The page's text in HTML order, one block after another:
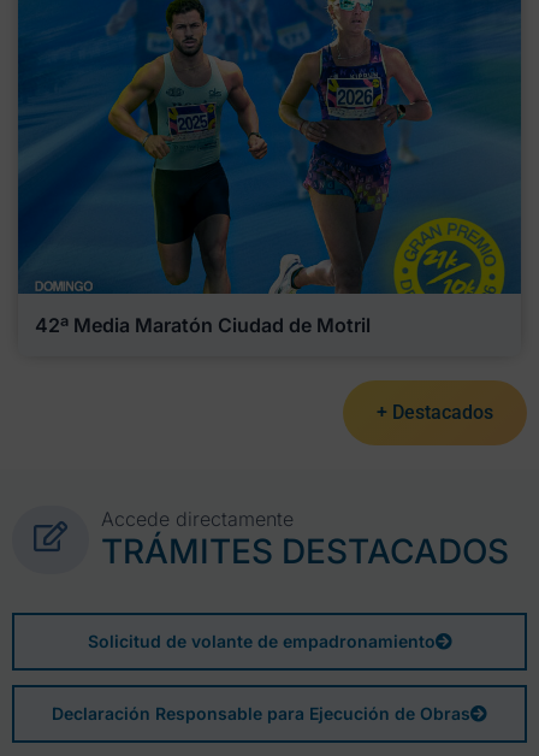
42ª Media Maratón Ciudad de Motril
+ Destacados
Accede directamente
TRÁMITES DESTACADOS
Solicitud de volante de empadronamiento
Declaración Responsable para Ejecución de Obras